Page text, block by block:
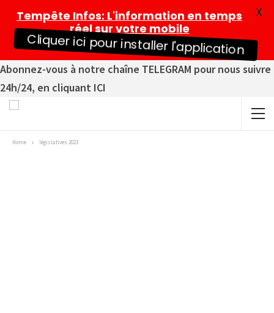
Abonnez-vous à notre chaîne TELEGRAM pour nous suivre
24h/24, en cliquant ICI
Home législatives 2023
Tempête Infos: L'information en temps
réel sur votre mobile
Cliquer ici pour installer l'application
X